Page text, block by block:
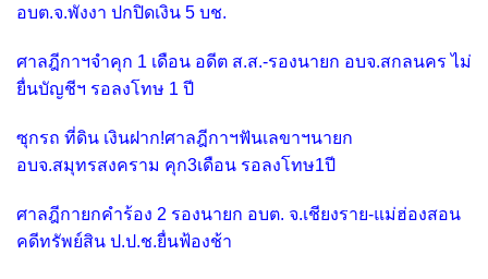
อบต.จ.พังงา ปกปิดเงิน 5 บช.
ศาลฎีกาฯจำคุก 1 เดือน อดีต ส.ส.-รองนายก อบจ.สกลนคร ไม่
ยื่นบัญชีฯ รอลงโทษ 1 ปี
ซุกรถ ที่ดิน เงินฝาก!ศาลฎีกาฯฟันเลขาฯนายก
อบจ.สมุทรสงคราม คุก3เดือน รอลงโทษ1ปี
ศาลฎีกายกคำร้อง 2 รองนายก อบต. จ.เชียงราย-แม่ฮ่องสอน
คดีทรัพย์สิน ป.ป.ช.ยื่นฟ้องช้า